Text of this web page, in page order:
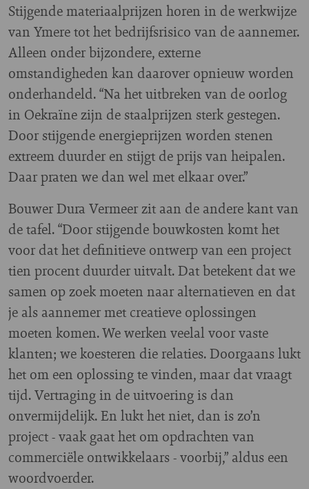
Stijgende materiaalprijzen horen in de werkwijze
van Ymere tot het bedrijfsrisico van de aannemer.
Alleen onder bijzondere, externe
omstandigheden kan daarover opnieuw worden
onderhandeld. “Na het uitbreken van de oorlog
in Oekraïne zijn de staalprijzen sterk gestegen.
Door stijgende energieprijzen worden stenen
extreem duurder en stijgt de prijs van heipalen.
Daar praten we dan wel met elkaar over.”
Bouwer Dura Vermeer zit aan de andere kant van
de tafel. “Door stijgende bouwkosten komt het
voor dat het definitieve ontwerp van een project
tien procent duurder uitvalt. Dat betekent dat we
samen op zoek moeten naar alternatieven en dat
je als aannemer met creatieve oplossingen
moeten komen. We werken veelal voor vaste
klanten; we koesteren die relaties. Doorgaans lukt
het om een oplossing te vinden, maar dat vraagt
tijd. Vertraging in de uitvoering is dan
onvermijdelijk. En lukt het niet, dan is zo’n
project - vaak gaat het om opdrachten van
commerciële ontwikkelaars - voorbij,” aldus een
woordvoerder.